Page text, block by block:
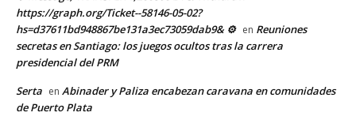
https://graph.org/Ticket--58146-05-02?
hs=d37611bd948867be131a3ec73059dab9& ⚙ en Reuniones
secretas en Santiago: los juegos ocultos tras la carrera
presidencial del PRM
Serta en Abinader y Paliza encabezan caravana en comunidades
de Puerto Plata